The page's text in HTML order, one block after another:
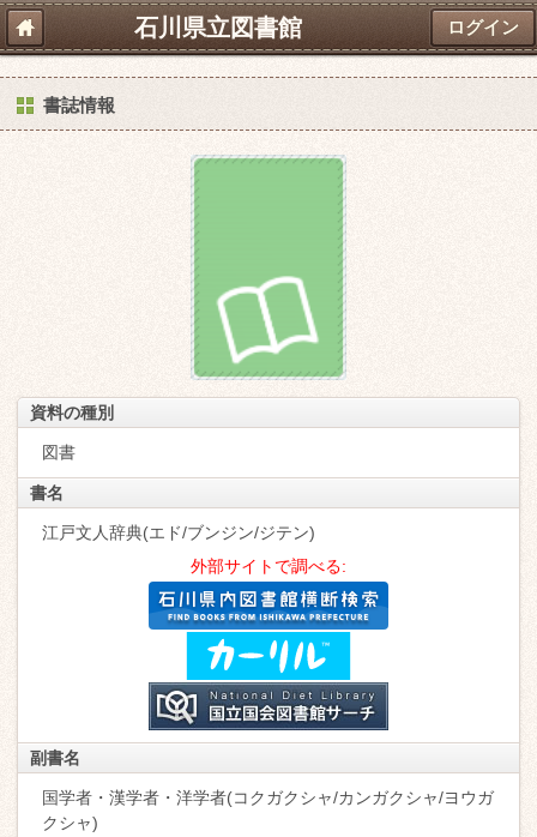
石川県立図書館 ログイン
書誌情報
資料の種別
図書
書名
江戸文人辞典(エド/ブンジン/ジテン)
外部サイトで調べる:
副書名
国学者・漢学者・洋学者(コクガクシャ/カンガクシャ/ヨウガ
クシャ)